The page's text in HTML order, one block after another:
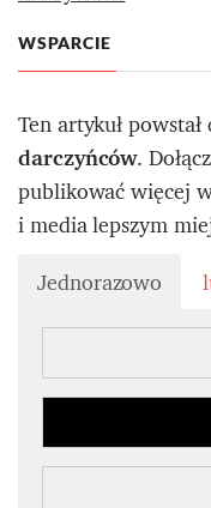
WSPARCIE
Ten artykuł
darczyńców.
publikować więcej
i media lepszym
Jednorazowo